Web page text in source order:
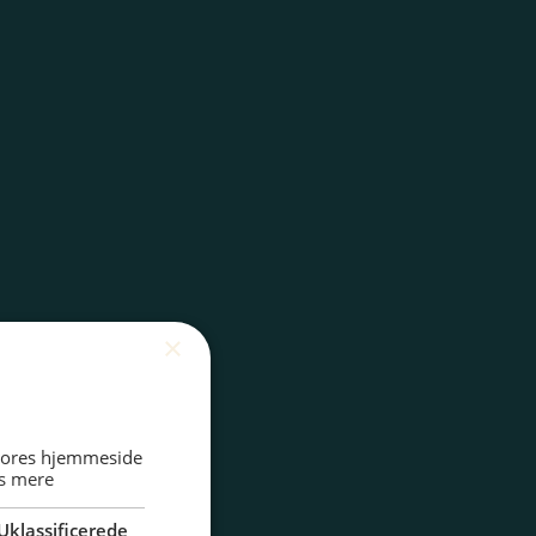
×
hjemmeside
mere